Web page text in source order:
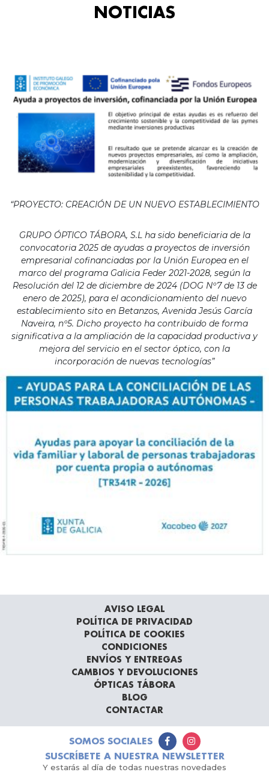
NOTICIAS
“PROYECTO: CREACIÓN DE UN NUEVO ESTABLECIMIENTO
GRUPO ÓPTICO TÁBORA, S.L ha sido beneficiaria de la
convocatoria 2025 de ayudas a proyectos de inversión
empresarial cofinanciadas por la Unión Europea en el
marco del programa Galicia Feder 2021-2028, según la
Resolución del 12 de diciembre de 2024 (DOG Nº7 de 13 de
enero de 2025), para el acondicionamiento del nuevo
establecimiento sito en Betanzos, Avenida Jesús García
Naveira, nº5. Dicho proyecto ha contribuido de forma
significativa a la ampliación de la capacidad productiva y
mejora del servicio en el sector óptico, con la
incorporación de nuevas tecnologías”
AVISO LEGAL
POLÍTICA DE PRIVACIDAD
POLÍTICA DE COOKIES
CONDICIONES
ENVÍOS Y ENTREGAS
CAMBIOS Y DEVOLUCIONES
ÓPTICAS TÁBORA
BLOG
CONTACTAR
SOMOS SOCIALES
SUSCRÍBETE A NUESTRA NEWSLETTER
Y estarás al día de todas nuestras novedades